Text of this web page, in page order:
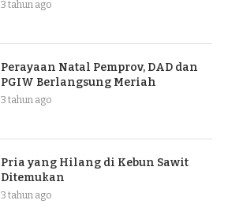
3 tahun ago
Perayaan Natal Pemprov, DAD dan
PGIW Berlangsung Meriah
3 tahun ago
Pria yang Hilang di Kebun Sawit
Ditemukan
3 tahun ago